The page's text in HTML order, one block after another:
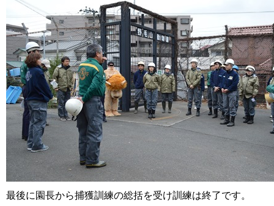
最後に園長から捕獲訓練の総括を受け訓練は終了です。